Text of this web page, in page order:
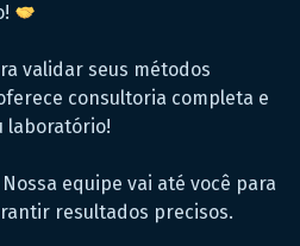
validar seus métodos
consultoria completa e
laboratório!
equipe vai até você para
resultados precisos.